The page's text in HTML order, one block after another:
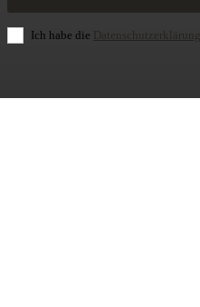
Ich habe die Datenschutzerklärung